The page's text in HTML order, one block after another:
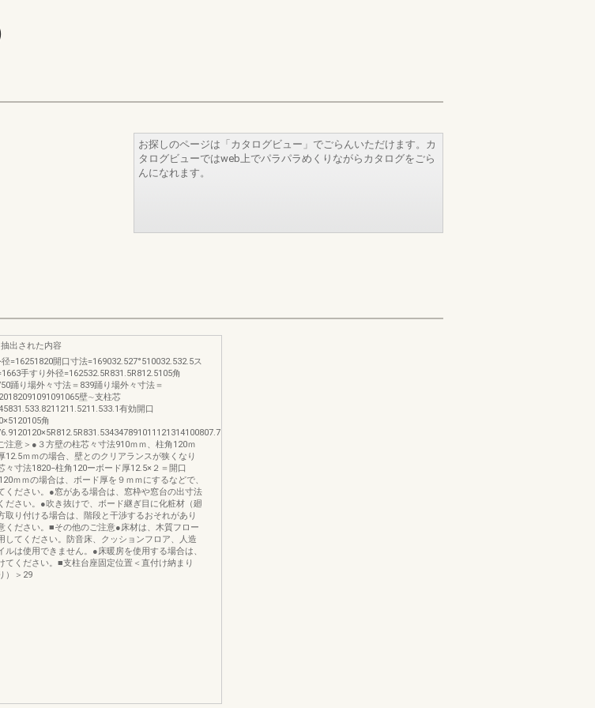
お探しのページは「カタログビュー」でごらんいただけます。カ
タログビューではweb上でパラパラめくりながらカタログをごら
んになれます。
出された内容
=16251820開口寸法=169032.527°510032.532.5ス
手すり外径=162532.5R831.5R812.5105角
踊り場外々寸法＝839踊り場外々寸法＝
壁∼支柱芯
有効開口
角
注意＞●３方壁の柱芯々寸法910ｍｍ、柱角120ｍ
12.5ｍｍの場合、壁とのクリアランスが狭くなり
々寸法1820−柱角120ーボード厚12.5×２＝開口
ｍｍの場合は、ボード厚を９ｍｍにするなどで、
ください。●窓がある場合は、窓枠や窓台の出寸法
ださい。●吹き抜けで、ボード継ぎ目に化粧材（廻
取り付ける場合は、階段と干渉するおそれがあり
ください。■その他のご注意●床材は、木質フロー
してください。防音床、クッションフロア、人造
ルは使用できません。●床暖房を使用する場合は、
てください。■支柱台座固定位置＜直付け納まり
）＞29